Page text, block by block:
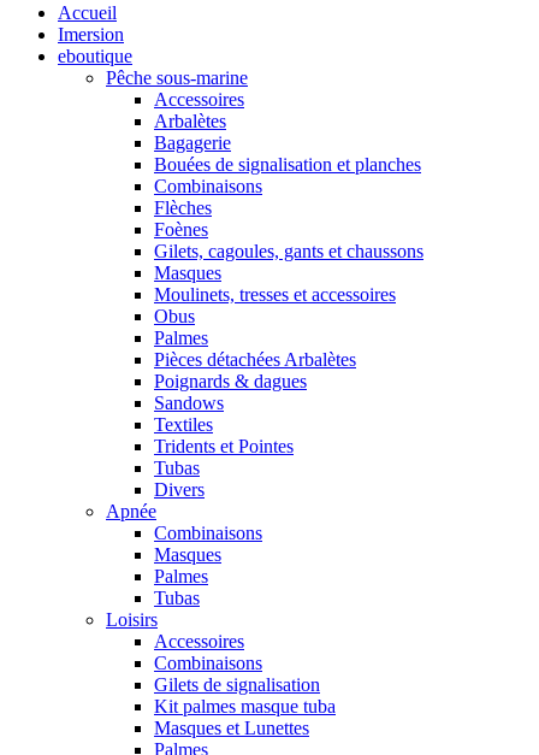
Accueil
Imersion
eboutique
Pêche sous-marine
Accessoires
Arbalètes
Bagagerie
Bouées de signalisation et planches
Combinaisons
Flèches
Foènes
Gilets, cagoules, gants et chaussons
Masques
Moulinets, tresses et accessoires
Obus
Palmes
Pièces détachées Arbalètes
Poignards & dagues
Sandows
Textiles
Tridents et Pointes
Tubas
Divers
Apnée
Combinaisons
Masques
Palmes
Tubas
Loisirs
Accessoires
Combinaisons
Gilets de signalisation
Kit palmes masque tuba
Masques et Lunettes
Palmes